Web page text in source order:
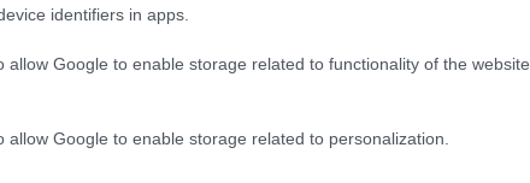
identifiers in apps.
allow Google to enable storage related to functionality of the website
allow Google to enable storage related to personalization.
sta dimostrando di seguire una via
nazionale. E perché anche noi non
Non dite che la Costituzione lo vieta